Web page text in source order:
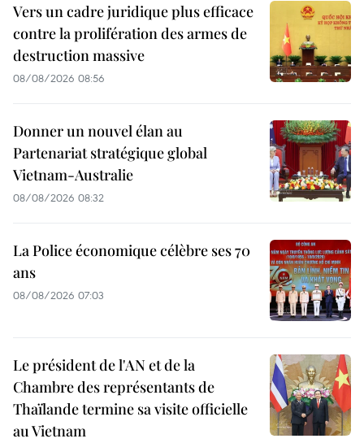
Vers un cadre juridique plus efficace
contre la prolifération des armes de
destruction massive
08/08/2026 08:56
Donner un nouvel élan au
Partenariat stratégique global
Vietnam-Australie
08/08/2026 08:32
La Police économique célèbre ses 70
ans
08/08/2026 07:03
Le président de l'AN et de la
Chambre des représentants de
Thaïlande termine sa visite officielle
au Vietnam